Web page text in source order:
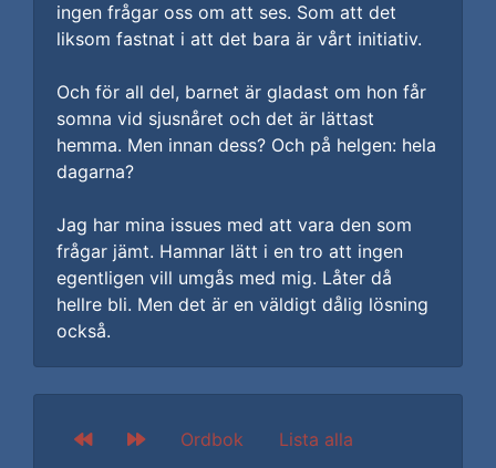
ingen frågar oss om att ses. Som att det
liksom fastnat i att det bara är vårt initiativ.
Och för all del, barnet är gladast om hon får
somna vid sjusnåret och det är lättast
hemma. Men innan dess? Och på helgen: hela
dagarna?
Jag har mina issues med att vara den som
frågar jämt. Hamnar lätt i en tro att ingen
egentligen vill umgås med mig. Låter då
hellre bli. Men det är en väldigt dålig lösning
också.
Ordbok Lista alla